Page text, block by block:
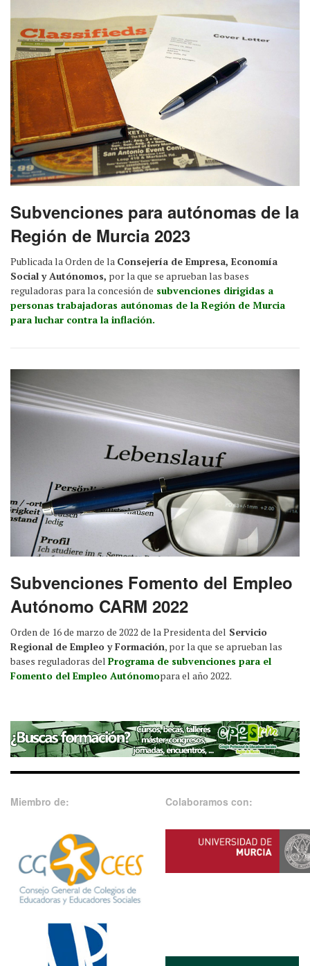
Subvenciones para autónomas de la
Región de Murcia 2023
Publicada la Orden de la Consejería de Empresa, Economía
Social y Autónomos, por la que se aprueban las bases
reguladoras para la concesión de subvenciones dirigidas a
personas trabajadoras autónomas de la Región de Murcia
para luchar contra la inflación.
Subvenciones Fomento del Empleo
Autónomo CARM 2022
Orden de 16 de marzo de 2022 de la Presidenta del Servicio
Regional de Empleo y Formación, por la que se aprueban las
bases reguladoras del Programa de subvenciones para el
Fomento del Empleo Autónomopara el año 2022.
Miembro de: Colaboramos con: